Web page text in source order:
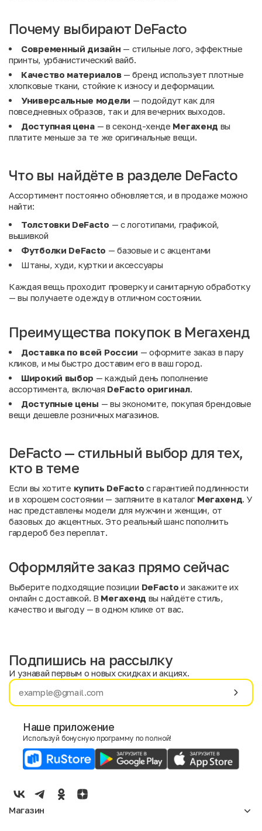
Почему выбирают DeFacto
Современный дизайн — стильные лого, эффектные
принты, урбанистический вайб.
Качество материалов— бренд использует плотные
хлопковые ткани, стойкие к износу и деформации.
Универсальные модели — подойдут как для
повседневных образов, так и для вечерних выходов.
Доступная цена— в секонд-хенде Мегахенд вы
платите меньше за те же оригинальные вещи.
Что вы найдёте в разделе DeFacto
Ассортимент постоянно обновляется, и в продаже можно
найти:
Толстовки DeFacto — с логотипами, графикой,
вышивкой
Футболки DeFacto — базовые и с акцентами
Штаны, худи, куртки и аксессуары
Каждая вещь проходит проверку и санитарную обработку
— вы получаете одежду в отличном состоянии.
Преимущества покупок в Мегахенд
Доставка по всей России — оформите заказ в пару
кликов, и мы быстро доставим его в ваш город.
Широкий выбор — каждый день пополнение
ассортимента, включая DeFacto оригинал.
Доступные цены — вы экономите, покупая брендовые
вещи дешевле розничных магазинов.
DeFacto — стильный выбор для тех,
кто в теме
Если вы хотите купить DeFacto с гарантией подлинности
и в хорошем состоянии — загляните в каталог Мегахенд . У
нас представлены модели для мужчин и женщин, от
базовых до акцентных. Это реальный шанс пополнить
гардероб без переплат.
Оформляйте заказ прямо сейчас
Выберите подходящие позиции DeFacto и закажите их
онлайн с доставкой. В Мегахенд вы найдёте стиль,
качество и выгоду — в одном клике от вас.
Имя
E-mail
Мужской
Женский
Подпишись на рассылку
И узнавай первым о новых скидках и акциях.
Наше приложение
Используй бонусную программу по полной!
Магазин